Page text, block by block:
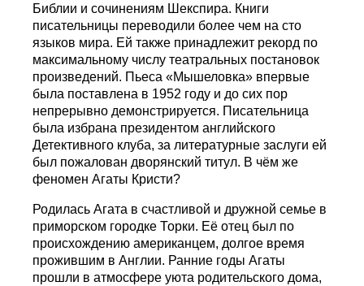
Библии и сочинениям Шекспира. Книги
писательницы переводили более чем на сто
языков мира. Ей также принадлежит рекорд по
максимальному числу театральных постановок
произведений. Пьеса «Мышеловка» впервые
была поставлена в 1952 году и до сих пор
непрерывно демонстрируется. Писательница
была избрана президентом английского
Детективного клуба, за литературные заслуги ей
был пожалован дворянский титул. В чём же
феномен Агаты Кристи?
Родилась Агата в счастливой и дружной семье в
приморском городке Торки. Её отец был по
происхождению американцем, долгое время
прожившим в Англии. Ранние годы Агаты
прошли в атмосфере уюта родительского дома,